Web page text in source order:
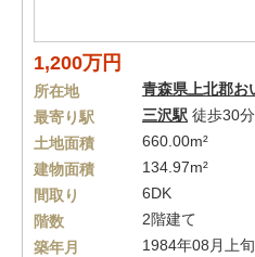
1,200万円
所在地 青森県 上北郡
最寄り駅
三沢駅 徒歩30分
土地面積
660.00m²
建物面積
134.97m²
間取り
6DK
階数
2階建て
築年月
1984年08月上旬